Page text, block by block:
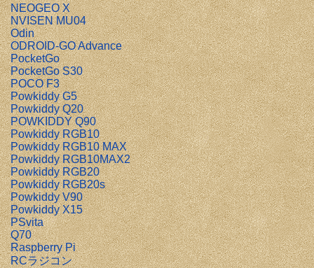
NEOGEO X
NVISEN MU04
Odin
ODROID-GO Advance
PocketGo
PocketGo S30
POCO F3
Powkiddy G5
Powkiddy Q20
POWKIDDY Q90
Powkiddy RGB10
Powkiddy RGB10 MAX
Powkiddy RGB10MAX2
Powkiddy RGB20
Powkiddy RGB20s
Powkiddy V90
Powkiddy X15
PSvita
Q70
Raspberry Pi
RCラジコン